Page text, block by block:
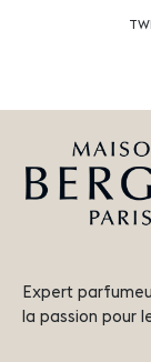
Expert
la passion pour